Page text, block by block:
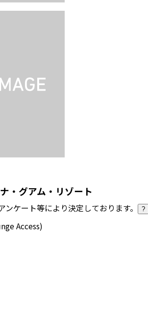
・グアム・リゾート
ンケート等により決定しております。 ?
Access)